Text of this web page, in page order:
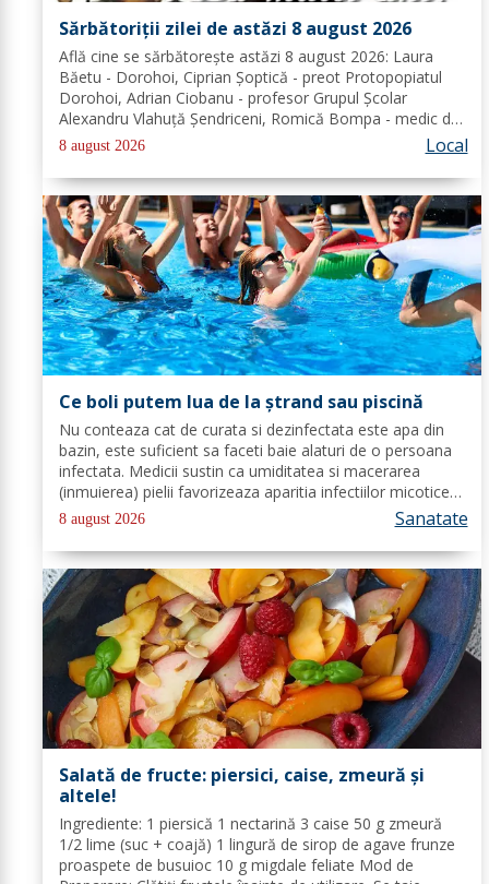
Sărbătoriții zilei de astăzi 8 august 2026
Află cine se sărbătoreşte astăzi 8 august 2026: Laura
Băetu - Dorohoi, Ciprian Șoptică - preot Protopopiatul
Dorohoi, Adrian Ciobanu - profesor Grupul Școlar
Alexandru Vlahuță Șendriceni, Romică Bompa - medic de
familie comuna Vârfu Câmpului. Redacția Dorohoi News
urează tuturor La mulți ani!...
8 august 2026 Local
Ce boli putem lua de la ștrand sau piscină
Nu conteaza cat de curata si dezinfectata este apa din
bazin, este suficient sa faceti baie alaturi de o persoana
infectata. Medicii sustin ca umiditatea si macerarea
(inmuierea) pielii favorizeaza aparitia infectiilor micotice,
care prin apa se transmit mult mai usor. Cel mai intalnit
tip de...
8 august 2026 Sanatate
Salată de fructe: piersici, caise, zmeură și
altele!
Ingrediente: 1 piersică 1 nectarină 3 caise 50 g zmeură
1/2 lime (suc + coajă) 1 lingură de sirop de agave frunze
proaspete de busuioc 10 g migdale feliate Mod de